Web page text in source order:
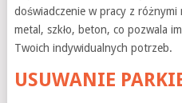
doświadczenie w pracy z różnymi
metal, szkło, beton, co pozwala
Twoich indywidualnych potrzeb.
USUWANIE